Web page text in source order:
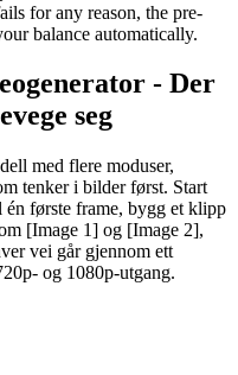
for any reason, the pre-
balance automatically.
- Der
seg
med flere moduser,
tenker i bilder først. Start
én første frame, bygg et klipp
[Image 1] og [Image 2],
vei går gjennom ett
og 1080p-utgang.